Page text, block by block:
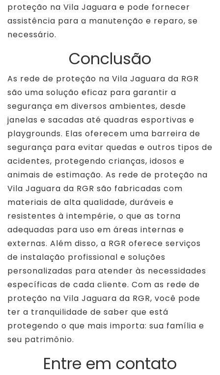
proteção na Vila Jaguara e pode fornecer
assistência para a manutenção e reparo, se
necessário.
Conclusão
As rede de proteção na Vila Jaguara da RGR
são uma solução eficaz para garantir a
segurança em diversos ambientes, desde
janelas e sacadas até quadras esportivas e
playgrounds. Elas oferecem uma barreira de
segurança para evitar quedas e outros tipos de
acidentes, protegendo crianças, idosos e
animais de estimação. As rede de proteção na
Vila Jaguara da RGR são fabricadas com
materiais de alta qualidade, duráveis e
resistentes à intempérie, o que as torna
adequadas para uso em áreas internas e
externas. Além disso, a RGR oferece serviços
de instalação profissional e soluções
personalizadas para atender às necessidades
específicas de cada cliente. Com as rede de
proteção na Vila Jaguara da RGR, você pode
ter a tranquilidade de saber que está
protegendo o que mais importa: sua família e
seu patrimônio.
Entre em contato